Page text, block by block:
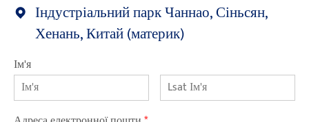
Індустріальний парк Чаннао, Сіньсян,
Хенань, Китай (материк)
Ім'я